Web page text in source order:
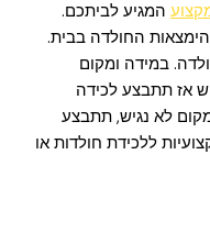
המגיע לביתכם.
החולדה בבית.
במידה ומקום
אז תתבצע לכידה
לא נגיש, תתבצע
ללכידת חולדות או